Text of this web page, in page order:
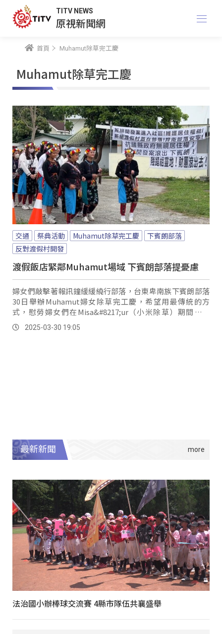
TITV NEWS
原視新聞網
首頁 Muhamut除草完工慶
Muhamut除草完工慶
交通 祭典活動 Muhamut除草完工慶
下賓朗部落
反對渡假村開發
渡假飯店緊鄰Muhamut場域 下賓朗部落提憂慮
婦女們敲擊著報訊鐘緩緩繞行部落，台東卑南族下賓朗部落
30日舉辦Muhamut婦女除草完工慶，希望用最傳統的方
式，慰勞婦女們在Misa&#8217;ur（小米除草）期間的辛
勞。2025-03-30 19:05
最新新聞
法治國小辦棒球交流賽 4縣市隊伍共襄盛舉